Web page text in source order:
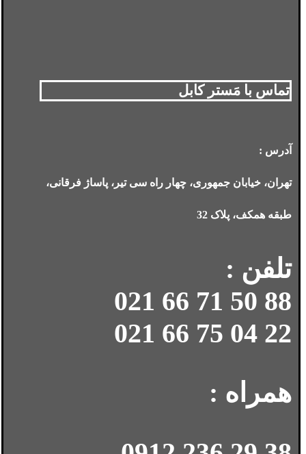
تماس با مَستر کابل
آدرس :
تهران، خیابان جمهوری، چهار راه سی تیر، پاساژ فرقانی،
طبقه همکف، پلاک 32
تلفن :
88 50 71 66 021
22 04 75 66 021
همراه :